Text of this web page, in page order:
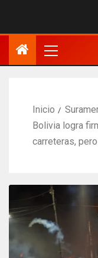
Inicio
Bolivia logra
carreteras,